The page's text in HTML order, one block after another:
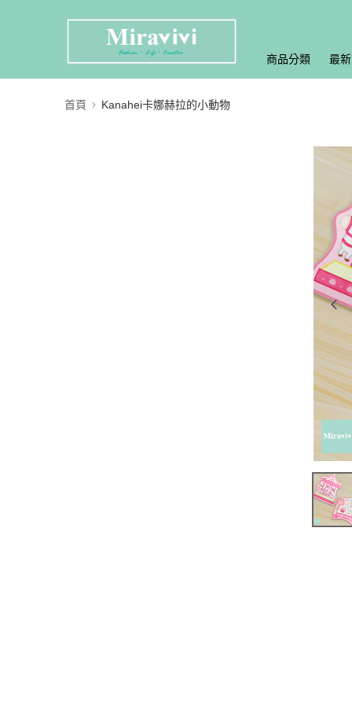
商品分類 最
首頁 Kanahei卡娜赫拉的小動物